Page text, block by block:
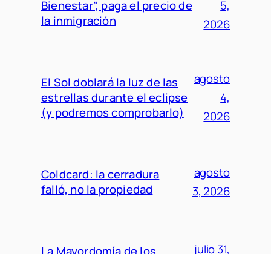
Bienestar”, paga el precio de
la inmigración
5,
2026
El Sol doblará la luz de las
estrellas durante el eclipse
(y podremos comprobarlo)
agosto
4,
2026
Coldcard: la cerradura
falló, no la propiedad
agosto
3, 2026
julio 31,